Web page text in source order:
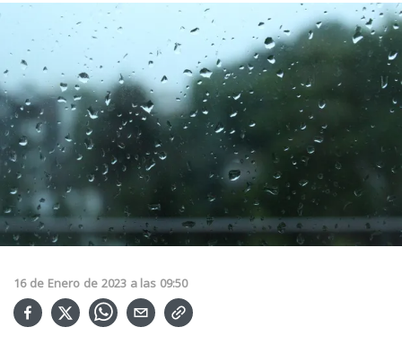
16 de Enero de 2023 a las 09:50